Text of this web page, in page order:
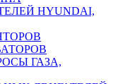
HYUNDAI,
ГАЗА,